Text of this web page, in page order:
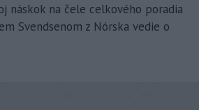
náskok na čele celkového poradia
Svendsenom z Nórska vedie o